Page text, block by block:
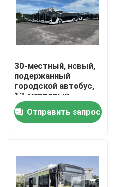
30-местный, новый,
подержанный
городской автобус,
12-метровый,
полностью
электрический,
Zonson
Отправить запрос